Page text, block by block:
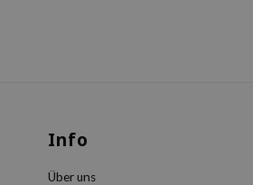
Info
Über uns